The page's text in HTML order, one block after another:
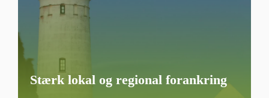
Stærk lokal og regional forankring